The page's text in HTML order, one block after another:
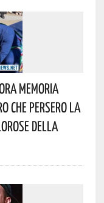
Memoria
Che Persero La
Della